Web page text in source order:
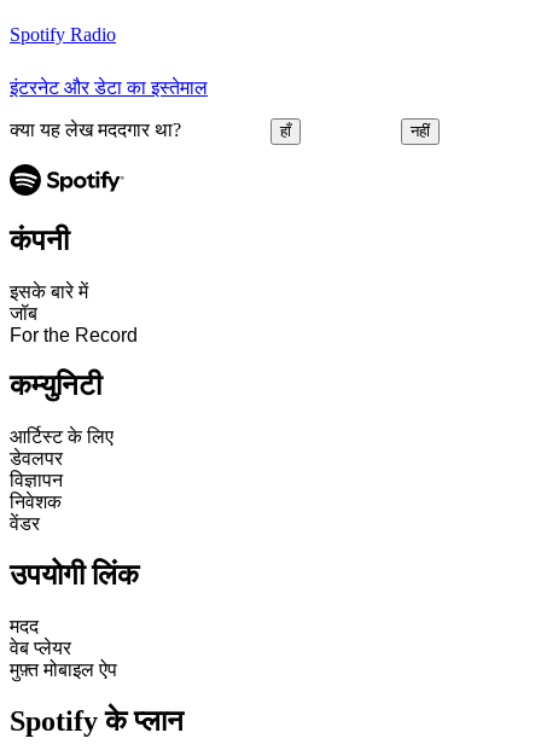
Spotify Radio
इंटरनेट और डेटा का इस्तेमाल
क्या यह लेख मददगार था? हाँ नहीं
कंपनी
इसके बारे में
जॉब
For the Record
कम्युनिटी
आर्टिस्ट के लिए
डेवलपर
विज्ञापन
निवेशक
वेंडर
उपयोगी लिंक
मदद
वेब प्लेयर
मुफ़्त मोबाइल ऐप
Spotify के प्लान